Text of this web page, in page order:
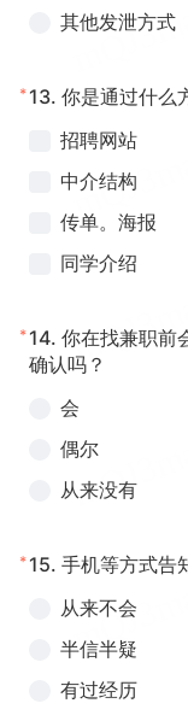
其他发泄方式
* 13. 你是通过什么
招聘网站
中介结构
传单。海报
同学介绍
* 14. 你在找兼职前
确认吗？
会
偶尔
从来没有
* 15. 手机等方式告
从来不会
半信半疑
有过经历